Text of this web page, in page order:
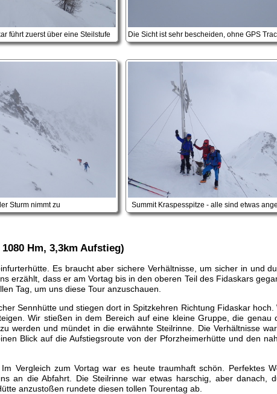
führt zuerst über eine Steilstufe
Sturm nimmt zu Summit Kraspesspitze - alle sind etwas
Hm, 3,3km Aufstieg)
Es braucht aber sichere Verhältnisse, um sicher in und
erzählt, dass er am Vortag bis in den oberen Teil des Fidaskars
Tag, um uns diese Tour anzuschauen.
Sennhütte und stiegen dort in Spitzkehren Richtung Fidaskar
Wir stießen in dem Bereich auf eine kleine Gruppe, die
werden und mündet in die erwähnte Steilrinne. Die Verhältnisse
Blick auf die Aufstiegsroute von der Pforzheimerhütte und den
Vergleich zum Vortag war es heute traumhaft schön. Perfektes
an die Abfahrt. Die Steilrinne war etwas harschig, aber
anzustoßen rundete diesen tollen Tourentag ab.